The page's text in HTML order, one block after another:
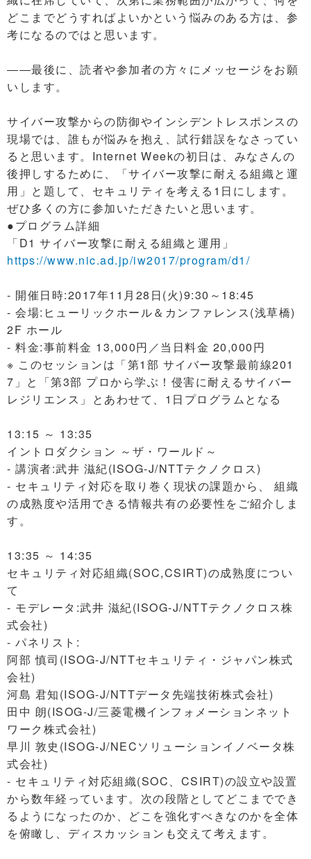
どこまでどうすればよいかという悩みのある方は、参
考になるのではと思います。
――最後に、読者や参加者の方々にメッセージをお願
いします。
サイバー攻撃からの防御やインシデントレスポンスの
現場では、誰もが悩みを抱え、試行錯誤をなさってい
ると思います。Internet Weekの初日は、みなさんの
後押しするために、「サイバー攻撃に耐える組織と運
用」と題して、セキュリティを考える1日にします。
ぜひ多くの方に参加いただきたいと思います。
●プログラム詳細
「D1 サイバー攻撃に耐える組織と運用」
https://www.nic.ad.jp/iw2017/program/d1/
- 開催日時:2017年11月28日(火)9:30～18:45
- 会場:ヒューリックホール＆カンファレンス(浅草橋)
2F ホール
- 料金:事前料金 13,000円／当日料金 20,000円
※ このセッションは「第1部 サイバー攻撃最前線201
7」と「第3部 プロから学ぶ！侵害に耐えるサイバー
レジリエンス」とあわせて、1日プログラムとなる
13:15 ～ 13:35
イントロダクション ～ザ・ワールド～
- 講演者:武井 滋紀(ISOG-J/NTTテクノクロス)
- セキュリティ対応を取り巻く現状の課題から、 組織
の成熟度や活用できる情報共有の必要性をご紹介しま
す。
13:35 ～ 14:35
セキュリティ対応組織(SOC,CSIRT)の成熟度につい
て
- モデレータ:武井 滋紀(ISOG-J/NTTテクノクロス株
式会社)
- パネリスト:
阿部 慎司(ISOG-J/NTTセキュリティ・ジャパン株式
会社)
河島 君知(ISOG-J/NTTデータ先端技術株式会社)
田中 朗(ISOG-J/三菱電機インフォメーションネット
ワーク株式会社)
早川 敦史(ISOG-J/NECソリューションイノベータ株
式会社)
- セキュリティ対応組織(SOC、CSIRT)の設立や設置
から数年経っています。次の段階としてどこまででき
るようになったのか、どこを強化すべきなのかを全体
を俯瞰し、ディスカッションも交えて考えます。